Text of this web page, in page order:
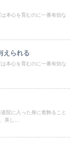
本心を育むのに一番有効な
えられる
本心を育むのに一番有効な
院に入った身に着飾ること
美し...